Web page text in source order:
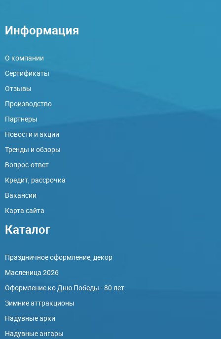
Информация
О компании
Сертификаты
Отзывы
Производство
Партнеры
Новости и акции
Тренды и обзоры
Вопрос-ответ
Кредит, рассрочка
Вакансии
Карта сайта
Каталог
Праздничное оформление, декор
Масленица 2026
Оформление ко Дню Победы - 80 лет
Зимние аттракционы
Надувные арки
Надувные ангары